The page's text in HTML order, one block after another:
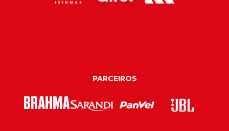
PARCEIROS